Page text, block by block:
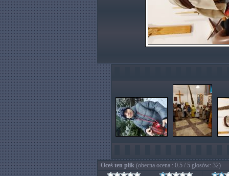
Oceś ten plik (obecna ocena : 0.5 / 5 głosów: 32)